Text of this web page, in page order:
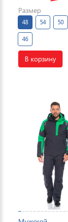
Размер
48 54 50
46
В корзину